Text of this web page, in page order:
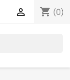
shopping_cart (0)
